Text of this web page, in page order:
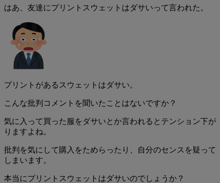
はあ、友達にプリントスウェットはダサいって言われた。
プリントがあるスウェットはダサい。
こんな批判コメントを聞いたことはないですか？
気に入って買った服をダサいとか言われるとテンション下が
りますよね。
批判を気にして購入をためらったり、自分のセンスを疑って
しまいます。
本当にプリントスウェットはダサいのでしょうか？